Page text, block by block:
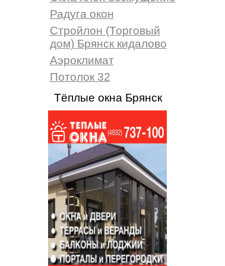
Радуга окон
Стройлон (Торговый
дом) Брянск кидалово
Аэроклимат
Потолок 32
Тёплые окна Брянск